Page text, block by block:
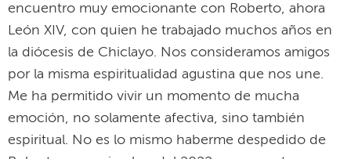
encuentro muy emocionante con Roberto, ahora
León XIV, con quien he trabajado muchos años en
la diócesis de Chiclayo. Nos consideramos amigos
por la misma espiritualidad agustina que nos une.
Me ha permitido vivir un momento de mucha
emoción, no solamente afectiva, sino también
espiritual. No es lo mismo haberme despedido de